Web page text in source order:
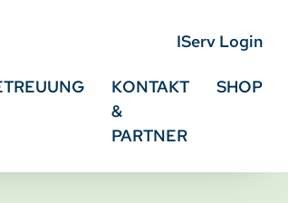
IServ Login
KONTAKT
&
PARTNER
SHOP